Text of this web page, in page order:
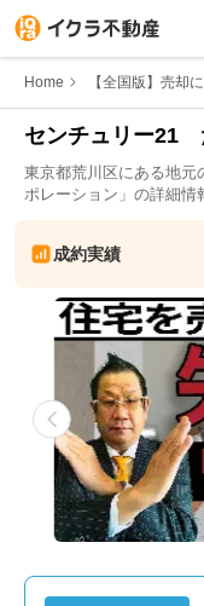
はじめての方へ
不動産会社を探す
物件の価格を知る
お家の売却を学ぶ
不動産会社向け情報
Home 【全国版】売却
センチュリー21
東京都荒川区にある地元
ポレーション 」の詳細情
成約実績